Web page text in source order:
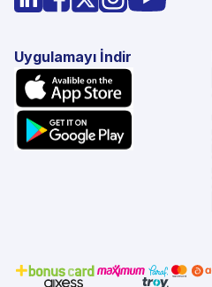
Uygulamayı İndir